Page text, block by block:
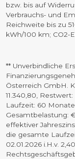
bzw. bis auf
Verbrauchs- und
Reichweite bis zu
kWh/100 km; CO2-
** Unverbindliche
Österreich GmbH.
11.340,80,
Laufzeit: 60
Gesamtbelastung:
effektiver
die gesamte
02.01.2026 i.H.v.